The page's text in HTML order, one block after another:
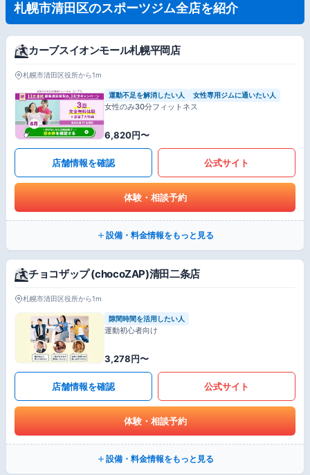
札幌市清田区のスポーツジム全店を紹介
カーブスイオンモール札幌平岡店
札幌市清田区役所から1m
運動不足を解消したい人 女性専用ジムに通いたい人
女性のみ30分フィットネス
6,820円〜
店舗情報を確認 公式サイト
体験・相談予約
設備・料金情報をもっと見る
チョコザップ (chocoZAP)清田二条店
札幌市清田区役所から1m
隙間時間を活用したい人
運動初心者向け
3,278円〜
店舗情報を確認 公式サイト
体験・相談予約
設備・料金情報をもっと見る